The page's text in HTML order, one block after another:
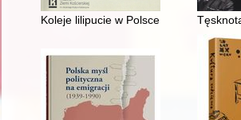
Koleje lilipucie w Polsce